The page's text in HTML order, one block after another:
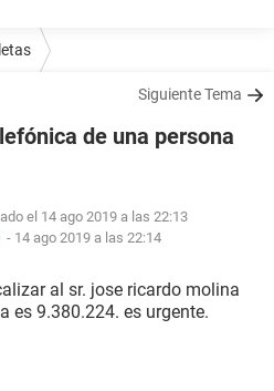
Siguiente Tema
de una persona
el 14 ago 2019 a las 22:13
- 14 ago 2019 a las 22:14
al sr. jose ricardo molina
es 9.380.224. es urgente.